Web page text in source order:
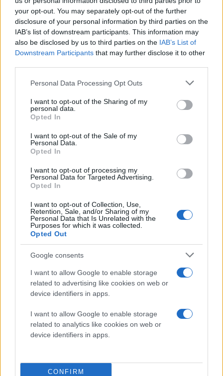
your opt-out. You may separately opt-out of the further
disclosure of your personal information by third parties on the
IAB’s list of downstream participants. This information may
also be disclosed by us to third parties on the IAB’s List of
Downstream Participants that may further disclose it to other
Please note that this website/app uses one or more Google
not limited to your visit or usage behaviour. You may click to
grant or deny consent to Google and its third-party tags to
use your data for below specified purposes in below Google
consent section.
Personal Data Processing Opt Outs
I want to opt-out of the Sharing of my
personal data.
Opted In
I want to opt-out of the Sale of my
Personal Data.
Opted In
I want to opt-out of processing my
Personal Data for Targeted Advertising.
Opted In
I want to opt-out of Collection, Use,
Retention, Sale, and/or Sharing of my
Personal Data that Is Unrelated with the
Purposes for which it was collected.
Opted Out
Google consents
I want to allow Google to enable storage
related to advertising like cookies on web or
device identifiers in apps.
I want to allow Google to enable storage
related to analytics like cookies on web or
device identifiers in apps.
CONFIRM
Vodafoneκαι T-Mobile με την ολλανδική επιτροπή
ανταγωνισμού να διερευνά ήδη το ζήτημα ενώ
αναμένεται να κριθεί και η επίσημη συμμετοχή της
Ευρωπαϊκής Ένωσης.
Ήδη, βέβαια, η ΕΕ έχει ζητήσει πληροφορίες σχετικά
με τις συναντήσεις των εταιρειών, οι οποίες
συνευρίσκονται από το 2010 υπό την ονομασία E5. Οι
πάροχοι έχουν προσκομίσει τα πρακτικά των
συναντήσεων στην ΕΕ, στις οποίες ήταν παρόν πάντα
δικηγόρος, με τα θέματα συζήτησης να
περιλαμβάνουν τις δυσκολίες που δημιουργούν οι
καιAppleμεταξύ άλλων.
Συνήθως, η προσκόμιση τέτοιων στοιχείων σημαίνει
και επίσημη έρευνα από την ΕΕ που θα κρίνει πιθανές
Mobile, Deutsche Telecom, στην ομάδα των πέντε